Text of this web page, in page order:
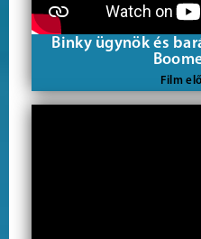
Binky ügynök és
Film